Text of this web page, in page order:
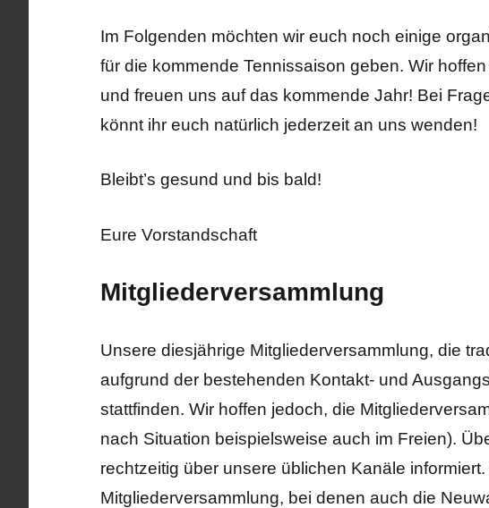
Im Folgenden möchten wir euch noch einige
für die kommende Tennissaison geben. Wir
und freuen uns auf das kommende Jahr! Bei
könnt ihr euch natürlich jederzeit an uns wenden!
Bleibt’s gesund und bis bald!
Eure Vorstandschaft
Mitgliederversammlung
Unsere diesjährige Mitgliederversammlung, die
aufgrund der bestehenden Kontakt- und
stattfinden. Wir hoffen jedoch, die
nach Situation beispielsweise auch im Freien).
rechtzeitig über unsere üblichen Kanäle
Mitgliederversammlung, bei denen auch die